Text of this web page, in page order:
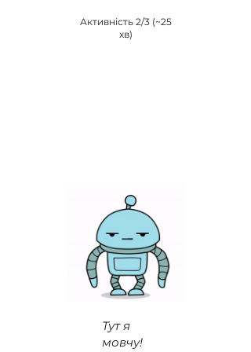
Активність 2/3 (~25
хв)
Тут я
мовчу!